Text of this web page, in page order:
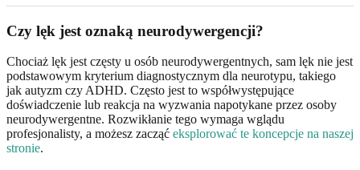
Czy lęk jest oznaką neurodywergencji?
Chociaż lęk jest częsty u osób neurodywergentnych, sam lęk nie jest
podstawowym kryterium diagnostycznym dla neurotypu, takiego
jak autyzm czy ADHD. Często jest to współwystępujące
doświadczenie lub reakcja na wyzwania napotykane przez osoby
neurodywergentne. Rozwikłanie tego wymaga wglądu
profesjonalisty, a możesz zacząć eksplorować te koncepcje na naszej
stronie.